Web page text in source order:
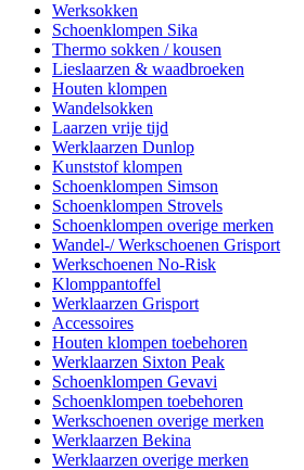
Werksokken
Schoenklompen Sika
Thermo sokken / kousen
Lieslaarzen & waadbroeken
Houten klompen
Wandelsokken
Laarzen vrije tijd
Werklaarzen Dunlop
Kunststof klompen
Schoenklompen Simson
Schoenklompen Strovels
Schoenklompen overige merken
Wandel-/ Werkschoenen Grisport
Werkschoenen No-Risk
Klomppantoffel
Werklaarzen Grisport
Accessoires
Houten klompen toebehoren
Werklaarzen Sixton Peak
Schoenklompen Gevavi
Schoenklompen toebehoren
Werkschoenen overige merken
Werklaarzen Bekina
Werklaarzen overige merken